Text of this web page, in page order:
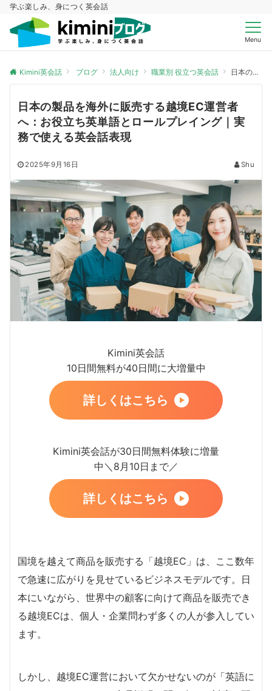
学ぶ楽しみ、身につく英会話
Menu
Kimini英会話 ブログ 法人向け 職業別 役立つ英会話 日本の製品を海外に販売する越境EC運営者へ：お役立ち英単語とロールプレイング｜実務で使える英会話表現
日本の製品を海外に販売する越境EC運営者
へ：お役立ち英単語とロールプレイング｜実
務で使える英会話表現
2025年9月16日 Shu
Kimini英会話
10日間無料が40日間に大増量中
詳しくはこちら
Kimini英会話が30日間無料体験に増量
中＼8月10日まで／
詳しくはこちら
国境を越えて商品を販売する「越境EC」は、ここ数年
で急速に広がりを見せているビジネスモデルです。日
本にいながら、世界中の顧客に向けて商品を販売でき
る越境ECは、個人・企業問わず多くの人が参入してい
ます。
しかし、越境EC運営において欠かせないのが「英語に